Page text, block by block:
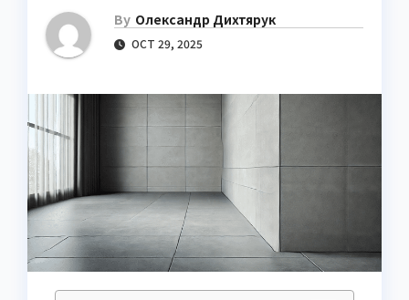
By Олександр Дихтярук
OCT 29, 2025